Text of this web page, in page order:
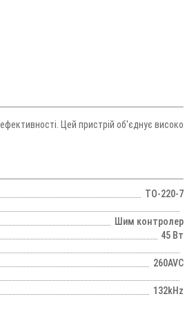
Цей пристрій об'єднує високо
TO-220-7
Шим контролер
45 Вт
260AVC
132kHz